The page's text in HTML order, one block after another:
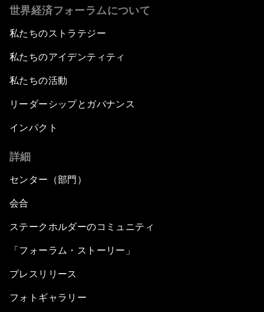
世界経済フォーラムについて
私たちのストラテジー
私たちのアイデンティティ
私たちの活動
リーダーシップとガバナンス
インパクト
詳細
センター（部門）
会合
ステークホルダーのコミュニティ
「フォーラム・ストーリー」
プレスリリース
フォトギャラリー